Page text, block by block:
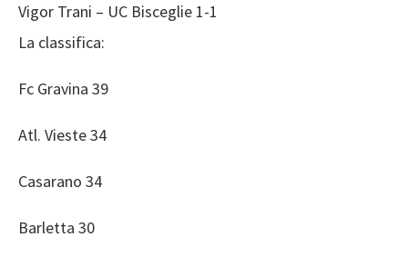
Vigor Trani – UC Bisceglie 1-1
La classifica:
Fc Gravina 39
Atl. Vieste 34
Casarano 34
Barletta 30